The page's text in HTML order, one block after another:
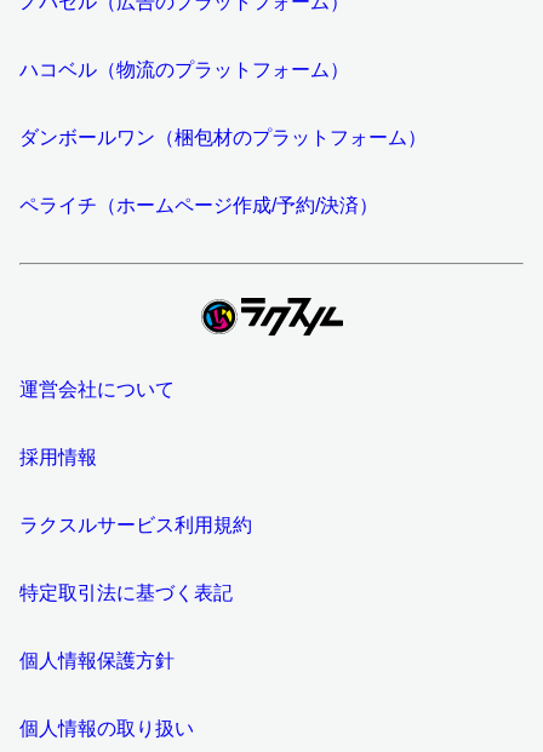
ハコベル（物流のプラットフォーム）
ダンボールワン（梱包材のプラットフォーム）
ペライチ（ホームページ作成/予約/決済）
運営会社について
採用情報
ラクスルサービス利用規約
特定取引法に基づく表記
個人情報保護方針
個人情報の取り扱い